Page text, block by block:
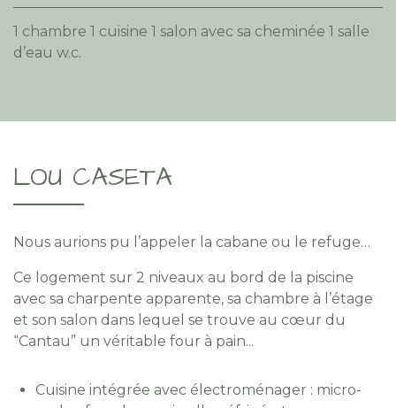
1 chambre 1 cuisine 1 salon avec sa cheminée 1 salle
d’eau w.c.
LOU CASETA
Nous aurions pu l’appeler la cabane ou le refuge…
Ce logement sur 2 niveaux au bord de la piscine
avec sa charpente apparente, sa chambre à l’étage
et son salon dans lequel se trouve au cœur du
“Cantau” un véritable four à pain...
Cuisine intégrée avec électroménager : micro-